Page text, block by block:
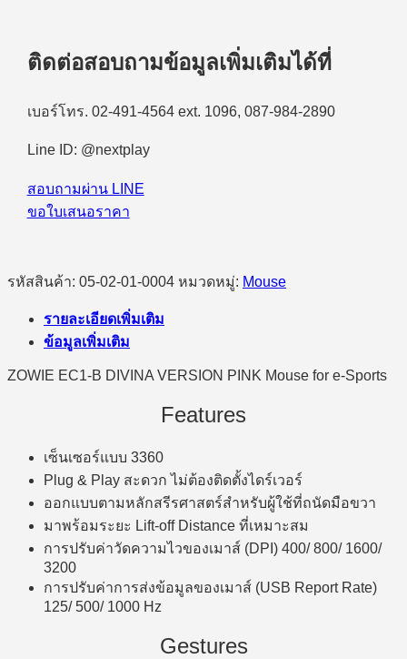
ติดต่อสอบถามข้อมูลเพิ่มเติมได้ที่
เบอร์โทร. 02-491-4564 ext. 1096, 087-984-2890
Line ID: @nextplay
สอบถามผ่าน LINE
ขอใบเสนอราคา
รหัสสินค้า: 05-02-01-0004 หมวดหมู่: Mouse
รายละเอียดเพิ่มเติม
ข้อมูลเพิ่มเติม
ZOWIE EC1-B DIVINA VERSION PINK Mouse for e-Sports
Features
เซ็นเซอร์แบบ 3360
Plug & Play สะดวก ไม่ต้องติดตั้งไดร์เวอร์
ออกแบบตามหลักสรีรศาสตร์สำหรับผู้ใช้ที่ถนัดมือขวา
มาพร้อมระยะ Lift-off Distance ที่เหมาะสม
การปรับค่าวัดความไวของเมาส์ (DPI) 400/ 800/ 1600/
3200
การปรับค่าการส่งข้อมูลของเมาส์ (USB Report Rate)
125/ 500/ 1000 Hz
Gestures